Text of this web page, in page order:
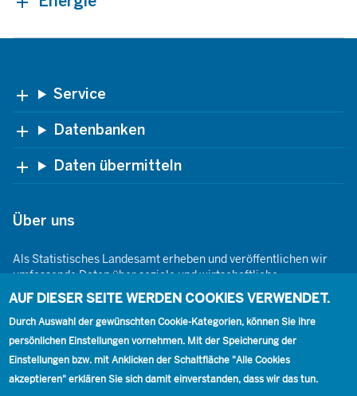
Footer Service
Datenbanken
Daten übermitteln
Über uns
Als Statistisches Landesamt erheben und veröffentlichen wir
umfassende Daten über soziale und wirtschaftliche
Gegebenheiten. Dabei sind wir den Grundsätzen der Neutralität,
Objektivität, wissenschaftlichen Unabhängigkeit und der
statistischen Geheimhaltung verpflichtet.
Footer
Kontakt Presse Karriere
AUF DIESER SEITE WERDEN COOKIES VERWENDET.
Durch Auswahl der gewünschten Cookie-Kategorien, können Sie ihre
persönlichen Einstellungen vornehmen. Mit der Speicherung der
Einstellungen bzw. mit Anklicken der Schaltfläche "Alle Cookies
akzeptieren" erklären Sie sich damit einverstanden, dass wir das tun.